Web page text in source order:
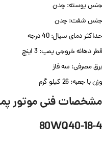
جنس پوسته: چدن
جنس شفت: چدن
حداکثر دمای سیال: 40 درجه
قطر دهانه خروجی پمپ: 3 اینچ
برق مصرفی: سه فاز
وزن با جعبه: 26 کیلو گرم
مشخصات فنی موتور
80WQ40-18-4